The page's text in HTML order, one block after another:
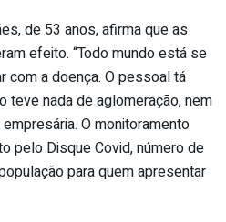
de 53 anos, afirma que as
efeito. “Todo mundo está se
com a doença. O pessoal tá
teve nada de aglomeração, nem
O monitoramento
pelo Disque Covid, número de
para quem apresentar